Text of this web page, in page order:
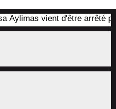
vient d'être arrêté par